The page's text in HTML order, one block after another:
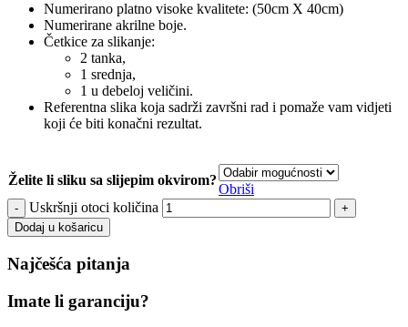
Numerirano platno visoke kvalitete: (50cm X 40cm)
Numerirane akrilne boje.
Četkice za slikanje:
2 tanka,
1 srednja,
1 u debeloj veličini.
Referentna slika koja sadrži završni rad i pomaže vam vidjeti
koji će biti konačni rezultat.
Želite li sliku sa slijepim okvirom?
Obriši
Uskršnji otoci količina
Dodaj u košaricu
Najčešća pitanja
Imate li garanciju?